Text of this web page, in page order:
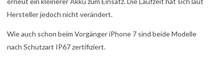
Hersteller jedoch nicht verändert.
Wie auch schon beim Vorgänger iPhone 7 sind beide Modelle
nach Schutzart IP67 zertifiziert.